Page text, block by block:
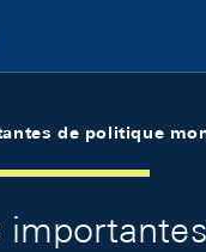
de politique